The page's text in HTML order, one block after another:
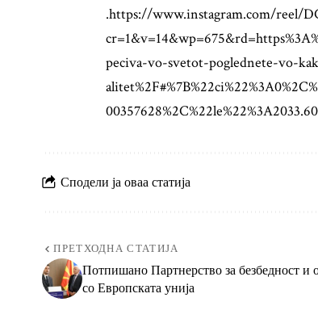
.https://www.instagram.com/reel/
peciva-vo-svetot-poglednete-vo-
Сподели ја оваа статија
ПРЕТХОДНА СТАТИЈА
Потпишано Партнерство за безбедност и
со Европската унија